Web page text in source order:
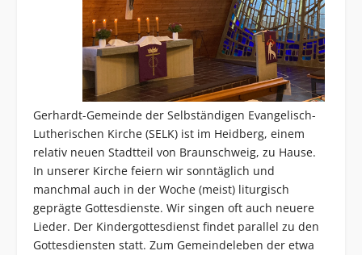
Gerhardt-Gemeinde der Selbständigen Evangelisch-
Lutherischen Kirche (SELK) ist im Heidberg, einem
relativ neuen Stadtteil von Braunschweig, zu Hause.
In unserer Kirche feiern wir sonntäglich und
manchmal auch in der Woche (meist) liturgisch
geprägte Gottesdienste. Wir singen oft auch neuere
Lieder. Der Kindergottesdienst findet parallel zu den
Gottesdiensten statt. Zum Gemeindeleben der etwa